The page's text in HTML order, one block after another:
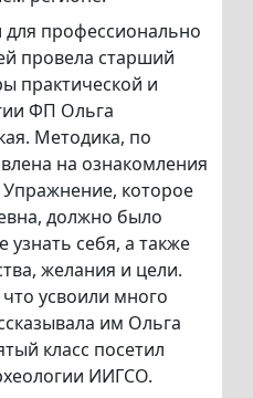
профессионально
провела старший
практической и
ФП Ольга
Методика, по
на ознакомления
которое
должно было
себя, а также
желания и цели.
усвоили много
им Ольга
класс посетил
ИИГСО.